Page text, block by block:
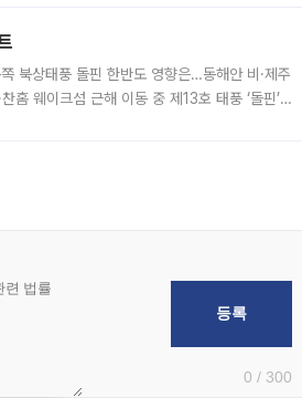
북상태풍 돌핀 한반도 영향은…동해안 비·제주
홈 웨이크섬 근해 이동 중 제13호 태풍 ‘돌핀’이
0 / 300